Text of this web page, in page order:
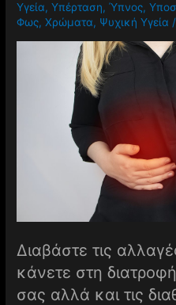
Υγεία,Υπέρταση,Ύπνος,
Φως,Χρώματα, Ψυχική Υγεία
Διαβάστε τις
κάνετε στη
σας αλλά και τις